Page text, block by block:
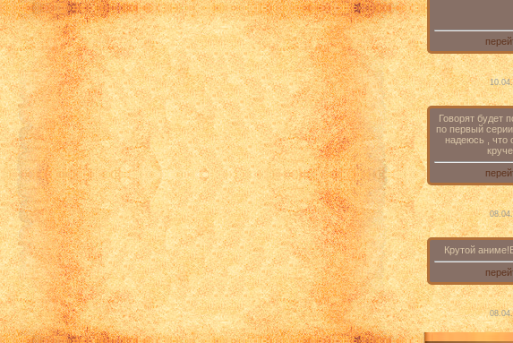
Говорят будет
по первый
надеюсь , что
Крутой